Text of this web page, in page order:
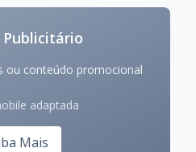
Publicitário
ou conteúdo promocional
adaptada
Mais